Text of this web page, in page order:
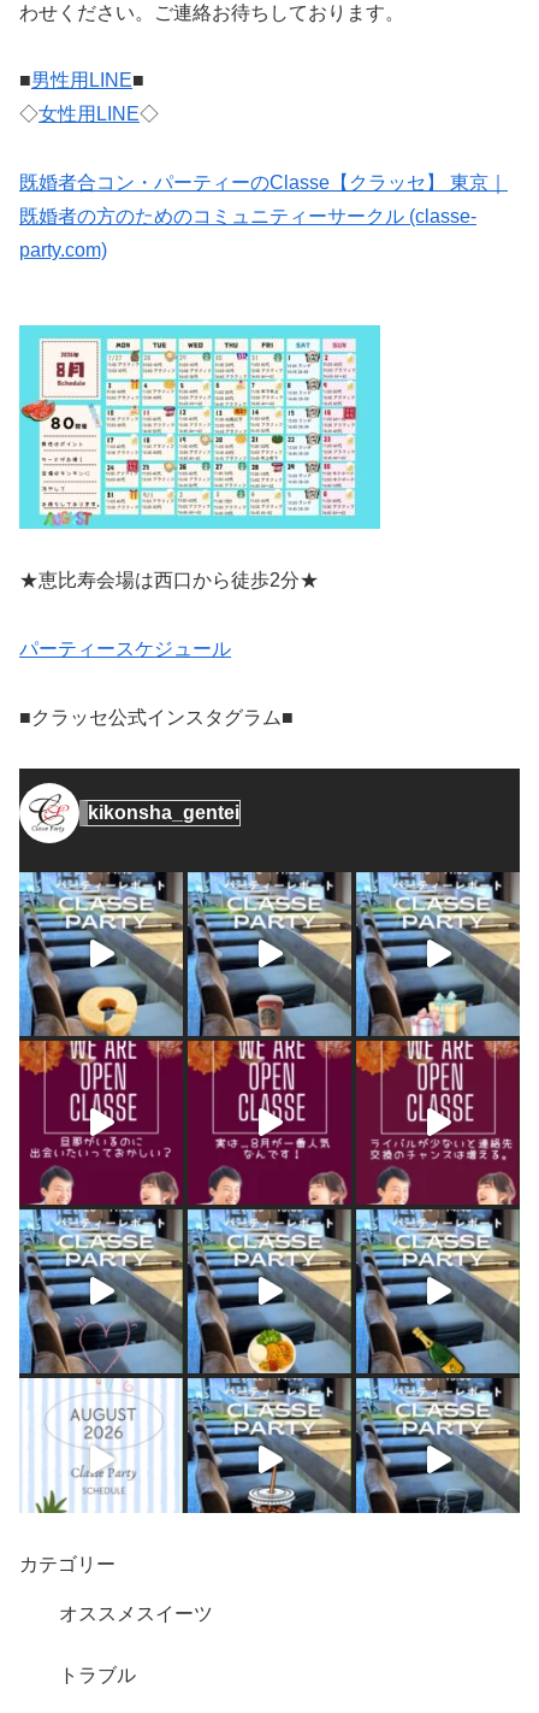
わせください。ご連絡お待ちしております。
■男性用LINE■
◇女性用LINE◇
既婚者合コン・パーティーのClasse【クラッセ】 東京｜
既婚者の方のためのコミュニティーサークル (classe-
party.com)
★恵比寿会場は西口から徒歩2分★
パーティースケジュール
■クラッセ公式インスタグラム■
kikonsha_gentei
カテゴリー
オススメスイーツ
トラブル